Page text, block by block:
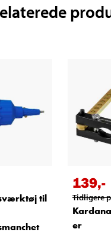
til
139,-
Tidligere
er